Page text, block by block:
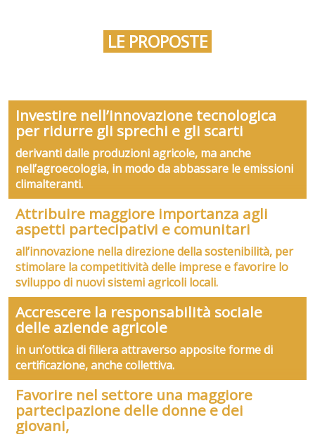
LE PROPOSTE
Investire nell’innovazione tecnologica
per ridurre gli sprechi e gli scarti
derivanti dalle produzioni agricole, ma anche
nell’agroecologia, in modo da abbassare le emissioni
climalteranti.
Attribuire maggiore importanza agli
aspetti partecipativi e comunitari
all’innovazione nella direzione della sostenibilità, per
stimolare la competitività delle imprese e favorire lo
sviluppo di nuovi sistemi agricoli locali.
Accrescere la responsabilità sociale
delle aziende agricole
in un’ottica di filiera attraverso apposite forme di
certificazione, anche collettiva.
Favorire nel settore una maggiore
partecipazione delle donne e dei
giovani,